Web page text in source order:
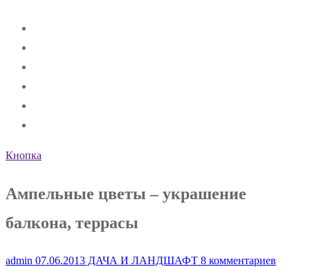
Кнопка
Ампельные цветы – украшение
балкона, террасы
admin 07.06.2013 ДАЧА И ЛАНДШАФТ 8 комментариев